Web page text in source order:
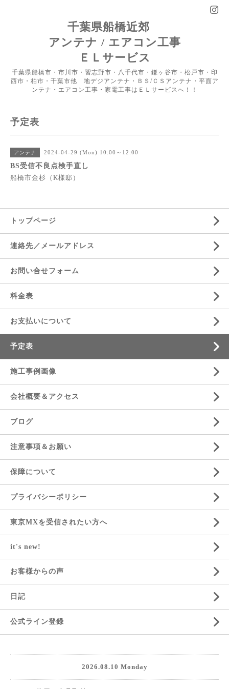
千葉県船橋近郊
アンテナ / エアコン工事
ＥＬサービス
千葉県船橋市・市川市・習志野市・八千代市・鎌ヶ谷市・松戸市・印
西市・柏市・千葉市他 地デジアンテナ・ＢＳ/ＣＳアンテナ・平面ア
ンテナ・エアコン工事・家電工事はＥＬサービスへ！！
予定表
アンテナ 2024-04-29 (Mon) 10:00～12:00
BS受信不良点検手直し
船橋市金杉（K様邸）
トップページ
連絡先／メールアドレス
お問い合せフォーム
料金表
お支払いについて
予定表
施工事例画像
会社概要＆アクセス
ブログ
注意事項＆お願い
保障について
プライバシーポリシー
東京MXを受信されたい方へ
it's new!
お客様からの声
日記
公式ライン登録
2026.08.10 Monday